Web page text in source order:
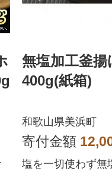
無塩加工釜
400g(紙箱)
和歌山県美浜町
寄付金額
塩を一切使わず無